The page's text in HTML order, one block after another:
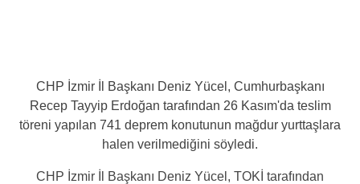
CHP İzmir İl Başkanı Deniz Yücel, Cumhurbaşkanı
Recep Tayyip Erdoğan tarafından 26 Kasım'da teslim
töreni yapılan 741 deprem konutunun mağdur yurttaşlara
halen verilmediğini söyledi.
CHP İzmir İl Başkanı Deniz Yücel, TOKİ tarafından